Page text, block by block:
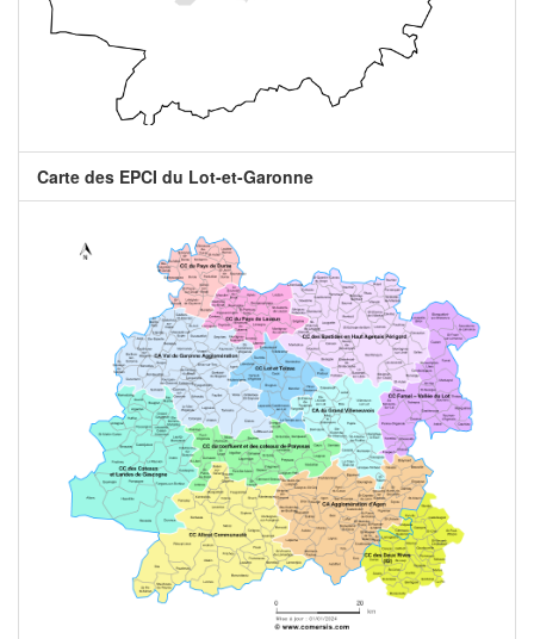
Carte des EPCI du Lot-et-Garonne